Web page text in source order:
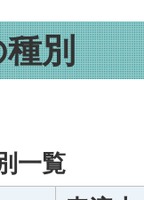
別
一覧